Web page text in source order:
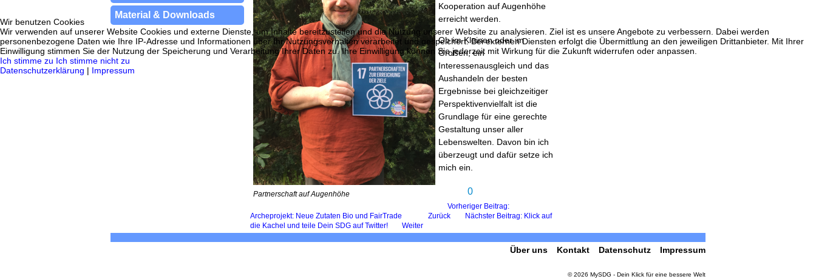
Material & Downloads
Partnerschaft auf Augenhöhe
Kooperation auf Augenhöhe
erreicht werden.
Ob im Kleinen oder im
Großen, ein
Interessenausgleich und das
Aushandeln der besten
Ergebnisse bei gleichzeitiger
Perspektivenvielfalt ist die
Grundlage für eine gerechte
Gestaltung unser aller
Lebenswelten. Davon bin ich
überzeugt und dafür setze ich
mich ein.
0
Vorheriger Beitrag:
Archeprojekt: Neue Zutaten Bio und FairTrade
Zurück
Nächster Beitrag: Klick auf
die Kachel und teile Dein SDG auf Twitter!
Weiter
Über uns Kontakt Datenschutz Impressum
© 2026 MySDG - Dein Klick für eine bessere Welt
Wir benutzen Cookies
Wir verwenden auf unserer Website Cookies und externe Dienste, um Inhalte bereitzustellen und die Nutzung unserer Website zu analysieren. Ziel ist es unsere Angebote zu verbessern. Dabei werden
personenbezogene Daten wie Ihre IP-Adresse und Informationen über Ihr Nutzungsverhalten verarbeitet und gespeichert. Bei externen Diensten erfolgt die Übermittlung an den jeweiligen Drittanbieter. Mit Ihrer
Einwilligung stimmen Sie der Nutzung der Speicherung und Verarbeitung Ihrer Daten zu. Ihre Einwilligung können Sie jederzeit mit Wirkung für die Zukunft widerrufen oder anpassen.
Ich stimme zu Ich stimme nicht zu
Datenschutzerklärung | Impressum